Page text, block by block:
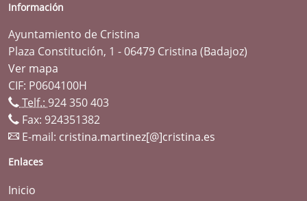
Información
Ayuntamiento de Cristina
Plaza Constitución, 1 - 06479 Cristina (Badajoz)
Ver mapa
CIF: P0604100H
Telf.: 924 350 403
Fax: 924351382
E-mail: cristina.martinez[@]cristina.es
Enlaces
Inicio